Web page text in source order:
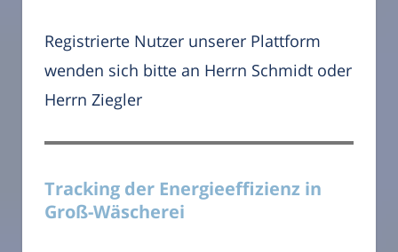
Registrierte Nutzer unserer Plattform
wenden sich bitte an Herrn Schmidt oder
Herrn Ziegler
Tracking der Energieeffizienz in
Groß-Wäscherei